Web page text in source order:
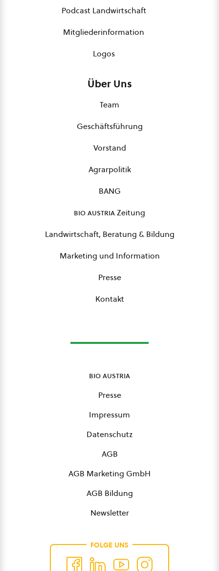
Podcast Landwirtschaft
Mitgliederinformation
Logos
Über Uns
Team
Geschäftsführung
Vorstand
Agrarpolitik
BANG
bio austriaZeitung
Landwirtschaft, Beratung & Bildung
Marketing und Information
Presse
Kontakt
bio austria
Presse
Impressum
Datenschutz
AGB
AGB Marketing GmbH
AGB Bildung
Newsletter
FOLGE UNS